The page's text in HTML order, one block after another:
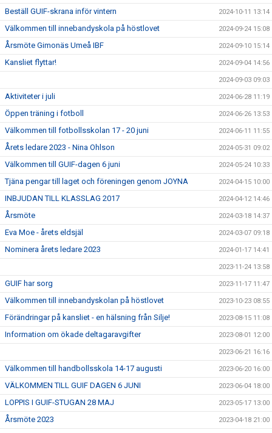
Beställ GUIF-skrana inför vintern 2024-10-11 13:14
Välkommen till innebandyskola på höstlovet 2024-09-24 15:08
Årsmöte Gimonäs Umeå IBF 2024-09-10 15:14
Kansliet flyttar! 2024-09-04 14:56
2024-09-03 09:03
Aktiviteter i juli 2024-06-28 11:19
Öppen träning i fotboll 2024-06-26 13:53
Välkommen till fotbollsskolan 17 - 20 juni 2024-06-11 11:55
Årets ledare 2023 - Nina Ohlson 2024-05-31 09:02
Välkommen till GUIF-dagen 6 juni 2024-05-24 10:33
Tjäna pengar till laget och föreningen genom JOYNA 2024-04-15 10:00
INBJUDAN TILL KLASSLAG 2017 2024-04-12 14:46
Årsmöte 2024-03-18 14:37
Eva Moe - årets eldsjäl 2024-03-07 09:18
Nominera årets ledare 2023 2024-01-17 14:41
2023-11-24 13:58
GUIF har sorg 2023-11-17 11:47
Välkommen till innebandyskolan på höstlovet 2023-10-23 08:55
Förändringar på kansliet - en hälsning från Silje! 2023-08-15 11:08
Information om ökade deltagaravgifter 2023-08-01 12:00
2023-06-21 16:16
Välkommen till handbollsskola 14-17 augusti 2023-06-20 16:00
VÄLKOMMEN TILL GUIF DAGEN 6 JUNI 2023-06-04 18:00
LOPPIS I GUIF-STUGAN 28 MAJ 2023-05-17 13:00
Årsmöte 2023 2023-04-18 21:00